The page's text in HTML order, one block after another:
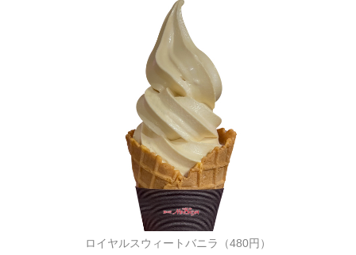
ロイヤルスウィートバニラ（480円）